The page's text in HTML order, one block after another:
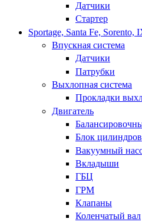
Датчики
Стартер
Sportage, Santa Fe, Sorento,
Впускная система
Датчики
Патрубки
Выхлопная система
Прокладки
Двигатель
Блок цилиндров
Вакуумный
Вкладыши
ГБЦ
ГРМ
Клапаны
Коленчатый вал